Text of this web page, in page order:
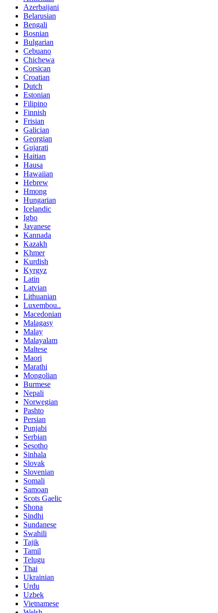
Azerbaijani
Belarusian
Bengali
Bosnian
Bulgarian
Cebuano
Chichewa
Corsican
Croatian
Dutch
Estonian
Filipino
Finnish
Frisian
Galician
Georgian
Gujarati
Haitian
Hausa
Hawaiian
Hebrew
Hmong
Hungarian
Icelandic
Igbo
Javanese
Kannada
Kazakh
Khmer
Kurdish
Kyrgyz
Latin
Latvian
Lithuanian
Luxembou..
Macedonian
Malagasy
Malay
Malayalam
Maltese
Maori
Marathi
Mongolian
Burmese
Nepali
Norwegian
Pashto
Persian
Punjabi
Serbian
Sesotho
Sinhala
Slovak
Slovenian
Somali
Samoan
Scots Gaelic
Shona
Sindhi
Sundanese
Swahili
Tajik
Tamil
Telugu
Thai
Ukrainian
Urdu
Uzbek
Vietnamese